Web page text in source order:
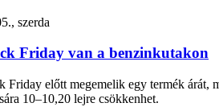
szerda
Friday van a benzinkutakon
előtt megemelik egy termék árát,
10–10,20 lejre csökkenhet.